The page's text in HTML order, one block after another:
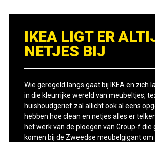
IKEA LIGT ER
NETJES BIJ
Wie geregeld langs gaat bij IKEA en zich
in die kleurrijke wereld van meubeltjes,
huishoudgerief zal allicht ook al eens
hebben hoe clean en netjes alles er
het werk van de ploegen van Group-f die
komen bij de Zweedse meubelgigant om